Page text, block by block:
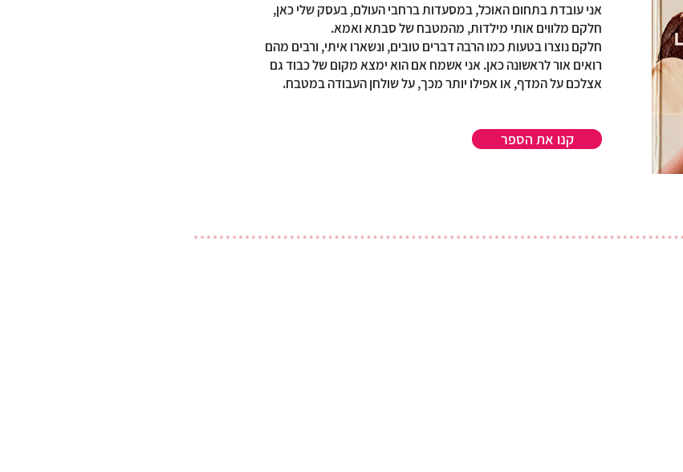
אני עובדת בתחום האוכל, במסעדות ברחבי העולם, בעסק שלי כאן,
חלקם מלווים אותי מילדות, מהמטבח של סבתא ואמא.
חלקם נוצרו בטעות כמו הרבה דברים טובים, ונשארו איתי, ורבים מהם
רואים אור לראשונה כאן. אני אשמח אם הוא ימצא מקום של כבוד גם
אצלכם על המדף, או אפילו יותר מכך, על שולחן העבודה במטבח.
קנו את הספר